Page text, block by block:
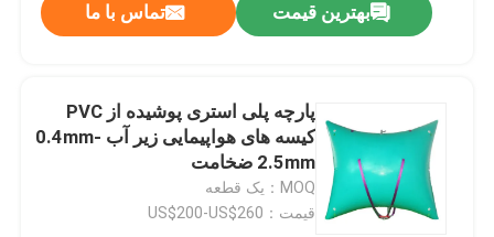
بهترین قیمت تماس با ما
پارچه پلی استری پوشیده از PVC
کیسه های هواپیمایی زیر آب 0.4mm-
2.5mm ضخامت
MOQ：یک قطعه
قیمت：US$200-US$260